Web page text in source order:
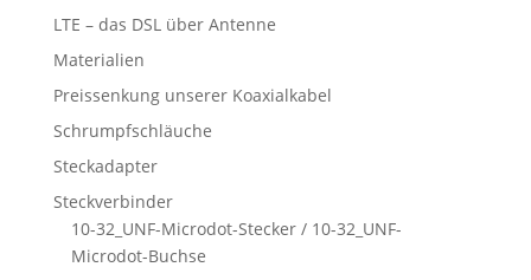
LTE – das DSL über Antenne
Materialien
Preissenkung unserer Koaxialkabel
Schrumpfschläuche
Steckadapter
Steckverbinder
10-32_UNF-Microdot-Stecker / 10-32_UNF-
Microdot-Buchse